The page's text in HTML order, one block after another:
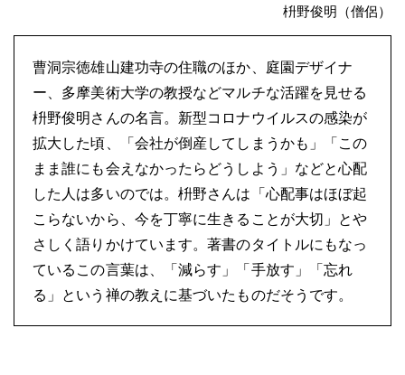
枡野俊明（僧侶）
曹洞宗徳雄山建功寺の住職のほか、庭園デザイナ
ー、多摩美術大学の教授などマルチな活躍を見せる
枡野俊明さんの名言。新型コロナウイルスの感染が
拡大した頃、「会社が倒産してしまうかも」「この
まま誰にも会えなかったらどうしよう」などと心配
した人は多いのでは。枡野さんは「心配事はほぼ起
こらないから、今を丁寧に生きることが大切」とや
さしく語りかけています。著書のタイトルにもなっ
ているこの言葉は、「減らす」「手放す」「忘れ
る」という禅の教えに基づいたものだそうです。